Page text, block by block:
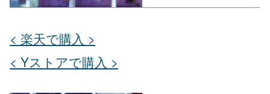
< 楽天で購入 >
< Yストアで購入 >